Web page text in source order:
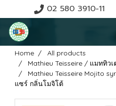
02 580 3910-11
Home
All products
Mathieu Teisseire / แมททิว
Mathieu Teisseire Mojito
แซร์ กลิ่นโมจิโต้